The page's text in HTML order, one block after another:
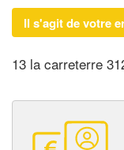
Il s'agit de votre
13 la carreterre